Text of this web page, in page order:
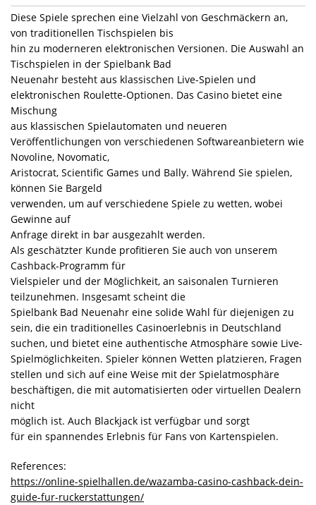
Diese Spiele sprechen eine Vielzahl von Geschmäckern an,
von traditionellen Tischspielen bis
hin zu moderneren elektronischen Versionen. Die Auswahl an
Tischspielen in der Spielbank Bad
Neuenahr besteht aus klassischen Live-Spielen und
elektronischen Roulette-Optionen. Das Casino bietet eine
Mischung
aus klassischen Spielautomaten und neueren
Veröffentlichungen von verschiedenen Softwareanbietern wie
Novoline, Novomatic,
Aristocrat, Scientific Games und Bally. Während Sie spielen,
können Sie Bargeld
verwenden, um auf verschiedene Spiele zu wetten, wobei
Gewinne auf
Anfrage direkt in bar ausgezahlt werden.
Als geschätzter Kunde profitieren Sie auch von unserem
Cashback-Programm für
Vielspieler und der Möglichkeit, an saisonalen Turnieren
teilzunehmen. Insgesamt scheint die
Spielbank Bad Neuenahr eine solide Wahl für diejenigen zu
sein, die ein traditionelles Casinoerlebnis in Deutschland
suchen, und bietet eine authentische Atmosphäre sowie Live-
Spielmöglichkeiten. Spieler können Wetten platzieren, Fragen
stellen und sich auf eine Weise mit der Spielatmosphäre
beschäftigen, die mit automatisierten oder virtuellen Dealern
nicht
möglich ist. Auch Blackjack ist verfügbar und sorgt
für ein spannendes Erlebnis für Fans von Kartenspielen.
References:
https://online-spielhallen.de/wazamba-casino-cashback-dein-
guide-fur-ruckerstattungen/